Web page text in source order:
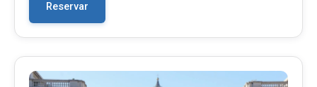
Reservar